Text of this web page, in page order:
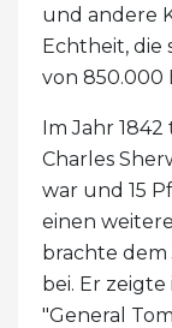
und andere
Echtheit, die
von 850.000
Im Jahr
Charles
war und 15
einen
brachte dem
bei. Er
"General